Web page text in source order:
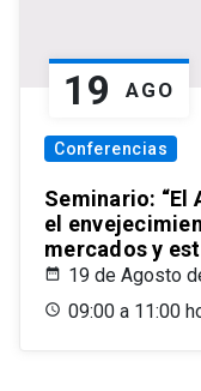
19 AGO
Conferencias
Seminario: “El
el
mercados y
19 de Agosto
09:00 a 11:00